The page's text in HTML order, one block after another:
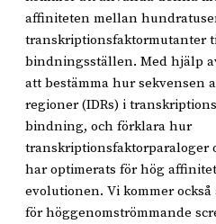
affiniteten mellan
transkriptionsfaktormutanter
bindningsställen. Med hjälp
att bestämma hur sekvensen
regioner (IDRs) i
bindning, och förklara hur
transkriptionsfaktorparaloger
har optimerats för hög
evolutionen. Vi kommer
för höggenomströmmande